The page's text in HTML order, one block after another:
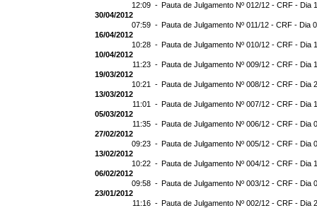
12:09 - Pauta de Julgamento Nº 012/12 - CRF - Dia
30/04/2012
07:59 - Pauta de Julgamento Nº 011/12 - CRF - Dia
16/04/2012
10:28 - Pauta de Julgamento Nº 010/12 - CRF - Dia
10/04/2012
11:23 - Pauta de Julgamento Nº 009/12 - CRF - Dia
19/03/2012
10:21 - Pauta de Julgamento Nº 008/12 - CRF - Dia
13/03/2012
11:01 - Pauta de Julgamento Nº 007/12 - CRF - Dia
05/03/2012
11:35 - Pauta de Julgamento Nº 006/12 - CRF - Dia
27/02/2012
09:23 - Pauta de Julgamento Nº 005/12 - CRF - Dia
13/02/2012
10:22 - Pauta de Julgamento Nº 004/12 - CRF - Dia
06/02/2012
09:58 - Pauta de Julgamento Nº 003/12 - CRF - Dia
23/01/2012
11:16 - Pauta de Julgamento Nº 002/12 - CRF - Dia